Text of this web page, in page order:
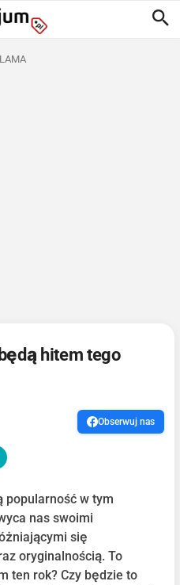
hitem tego
Obserwuj nas
popularność w tym
nas swoimi
się
oryginalnością. To
ten rok? Czy będzie to